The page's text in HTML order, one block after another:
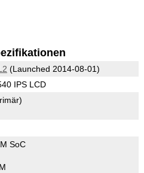
(Launched 2014-08-01)
IPS LCD
SoC